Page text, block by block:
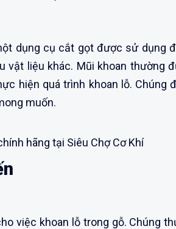
dụng cụ cắt gọt được sử dụng
vật liệu khác. Mũi khoan thường
hiện quá trình khoan lỗ. Chúng
muốn.
hãng tại Siêu Chợ Cơ Khí
việc khoan lỗ trong gỗ. Chúng